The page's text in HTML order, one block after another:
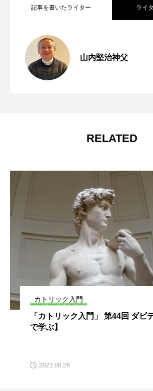
記事を書いたライター ライ
山内堅治神父
2026.07.31
2026.07.24
RELATED
カトリック入門
「カトリック入門」 第44回 ダビ
で学ぶ】
2021.08.26